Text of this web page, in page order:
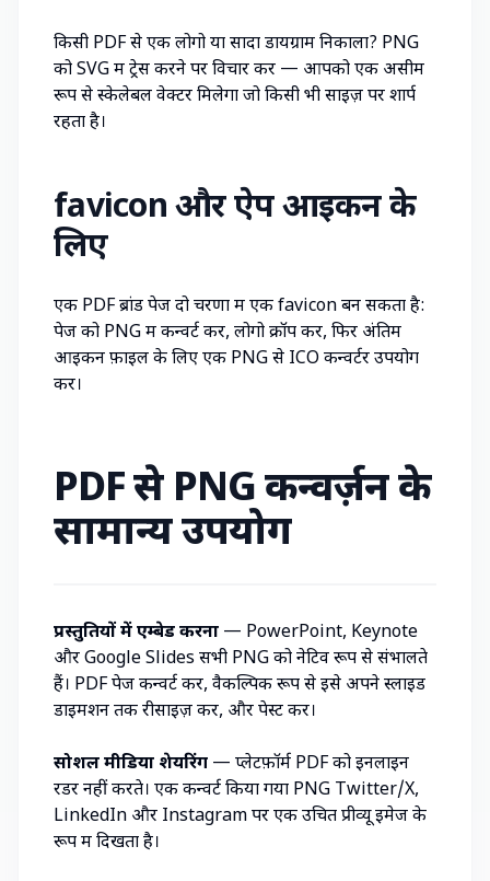
किसी PDF से एक लोगो या सादा डायग्राम निकाला? PNG
को SVG में ट्रेसकरने पर विचार करें — आपको एक असीम
रूप से स्केलेबल वेक्टर मिलेगा जो किसी भी साइज़ पर शार्प
रहता है।
favicon और ऐप आइकन के
लिए
एक PDF ब्रांड पेज दो चरणों में एक favicon बन सकता है:
पेज को PNG में कन्वर्ट करें, लोगो क्रॉप करें, फिर अंतिम
आइकन फ़ाइल के लिए एक PNG से ICO कन्वर्टरउपयोग
करें।
PDF से PNG कन्वर्ज़न के
सामान्य उपयोग
प्रस्तुतियों में एम्बेड करना — PowerPoint, Keynote
और Google Slides सभी PNG को नेटिव रूप से संभालते
हैं। PDF पेज कन्वर्ट करें, वैकल्पिक रूप से इसे अपने स्लाइड
डाइमेंशन तकरीसाइज़ करें, और पेस्ट करें।
सोशल मीडिया शेयरिंग — प्लेटफ़ॉर्म PDF को इनलाइन
रेंडर नहीं करते। एक कन्वर्ट किया गया PNG Twitter/X,
LinkedIn और Instagram पर एक उचित प्रीव्यू इमेज के
रूप में दिखता है।